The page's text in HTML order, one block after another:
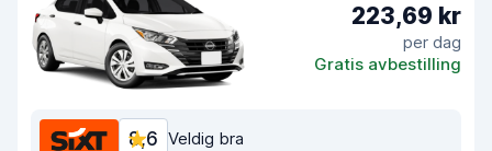
223,69 kr
per dag
Gratis avbestilling
8,6 Veldig bra